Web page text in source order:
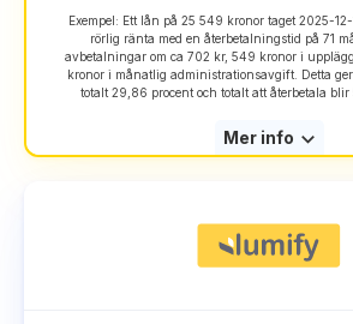
Exempel: Ett lån på 25 549 kronor taget 2025-
rörlig ränta med en återbetalningstid på 71
avbetalningar om ca 702 kr, 549 kronor i
kronor i månatlig administrationsavgift. Detta
totalt 29,86 procent och totalt att återbetala
Mer info